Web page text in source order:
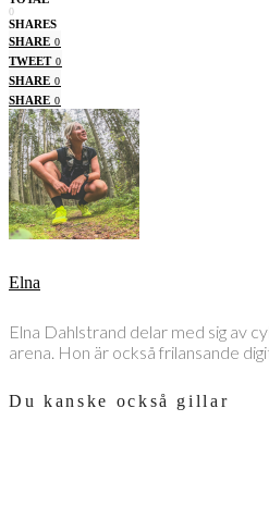
0
SHARES
SHARE 0
TWEET 0
SHARE 0
SHARE 0
Elna
Elna Dahlstrand delar med sig av
arena. Hon är också frilansande
Du kanske också gillar